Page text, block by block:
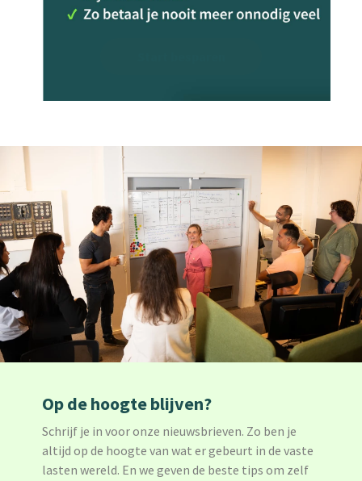
Op de hoogte blijven?
Schrijf je in voor onze nieuwsbrieven. Zo ben je
altijd op de hoogte van wat er gebeurt in de vaste
lasten wereld. En we geven de beste tips om zelf